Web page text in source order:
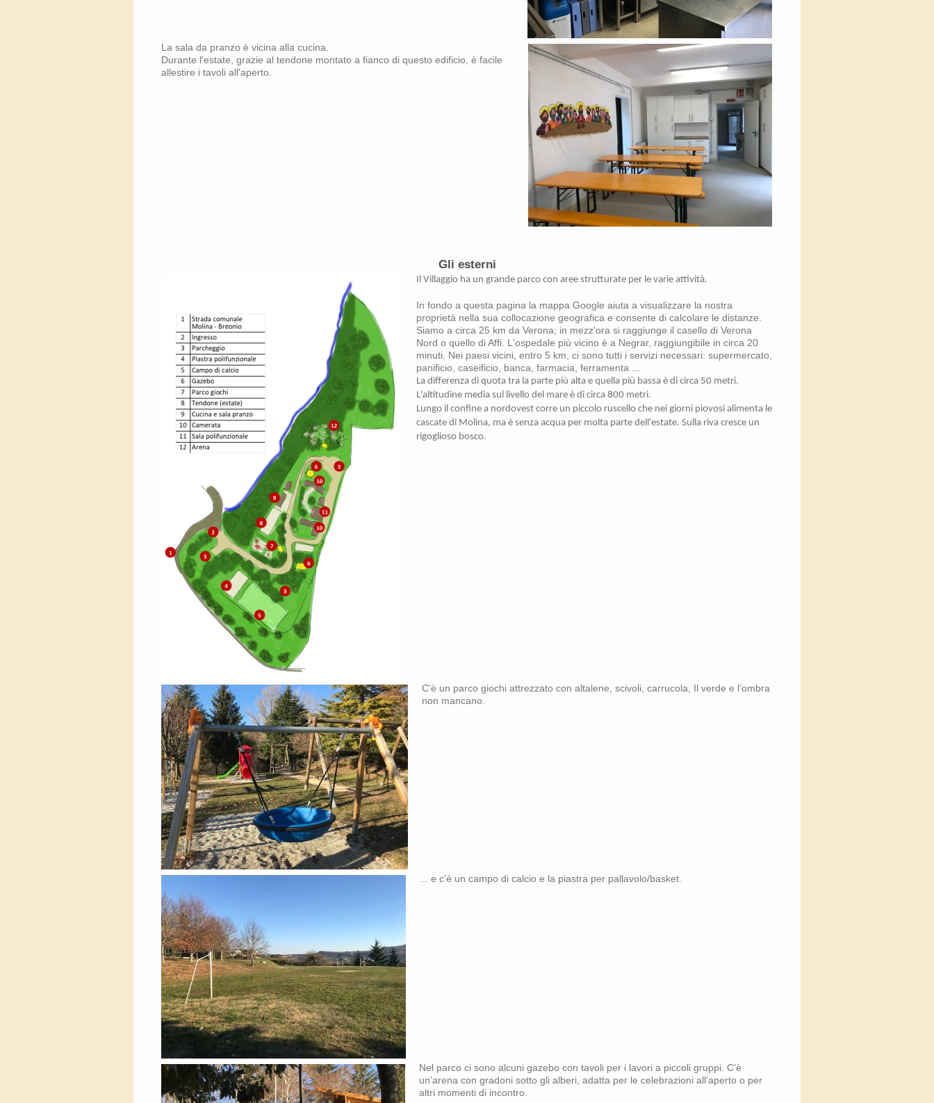
La sala da pranzo è vicina alla cucina.
Durante l'estate, grazie al tendone montato a fianco di questo edificio, è facile
allestire i tavoli all'aperto.
Gli esterni
Il Villaggio ha un grande parco con aree strutturate per le varie attività.
In fondo a questa pagina la mappa Google aiuta a visualizzare la nostra
proprietà nella sua collocazione geografica e consente di calcolare le distanze.
Siamo a circa 25 km da Verona; in mezz'ora si raggiunge il casello di Verona
Nord o quello di Affi. L'ospedale più vicino è a Negrar, raggiungibile in circa 20
minuti. Nei paesi vicini, entro 5 km, ci sono tutti i servizi necessari: supermercato,
panificio, caseificio, banca, farmacia, ferramenta ...
La differenza di quota tra la parte più alta e quella più bassa è di circa 50 metri.
L'altitudine media sul livello del mare è di circa 800 metri.
Lungo il confine a nordovest corre un piccolo ruscello che nei giorni piovosi alimenta le
cascate di Molina, ma è senza acqua per molta parte dell'estate. Sulla riva cresce un
rigoglioso bosco.
C’è un parco giochi attrezzato con altalene, scivoli, carrucola, Il verde e l’ombra
non mancano.
... e c’è un campo di calcio e la piastra per pallavolo/basket.
Nel parco ci sono alcuni gazebo con tavoli per i lavori a piccoli gruppi. C’è
un’arena con gradoni sotto gli alberi, adatta per le celebrazioni all’aperto o per
altri momenti di incontro.